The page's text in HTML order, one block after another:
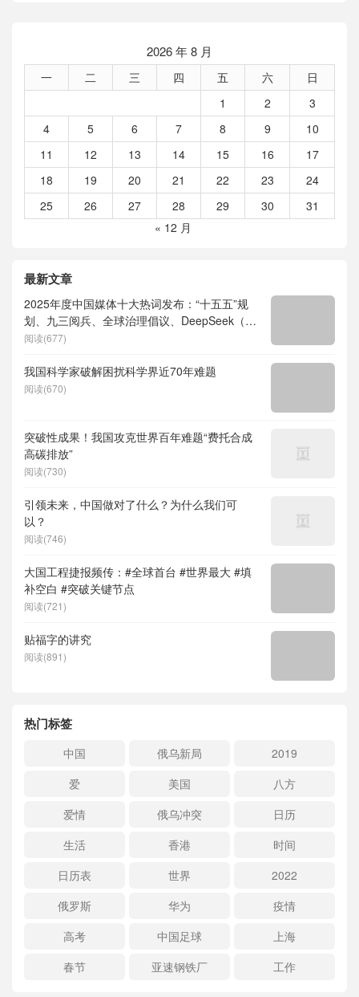
2026 年 8 月
一 二 三 四 五 六
日
1
2
3
4
5 6 7 8 9
10
11
12 13 14 15 16
17
18
19 20 21 22 23
24
25
26 27 28 29 30
31
« 12 月
最新文章
2025年度中国媒体十大热词发布：“十五五”规
划、九三阅兵、全球治理倡议、DeepSeek（深
度求索）、人形机器人、苏超、票根经济、育
阅读(677)
我国科学家破解困扰科学界近70年难题
阅读(670)
突破性成果！我国攻克世界百年难题“费托合成
高碳排放”
阅读(730)
引领未来，中国做对了什么？为什么我们可
以？
阅读(746)
大国工程捷报频传：#全球首台 #世界最大 #填
补空白 #突破关键节点
阅读(721)
贴福字的讲究
阅读(891)
热门标签
中国 俄乌新局
2019
爱
美国
八方
爱情
俄乌冲突
日历
生活
香港
时间
日历表
世界
2022
俄罗斯
华为
疫情
高考
中国足球
上海
春节
亚速钢铁厂 工作